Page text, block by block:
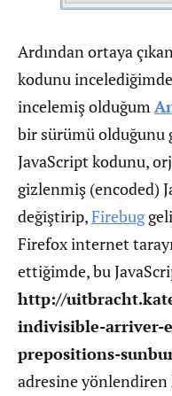
Ardından ortaya
kodunu
incelemiş olduğum
bir sürümü olduğunu
JavaScript kodunu,
gizlenmiş (encoded)
değiştirip,Firebug
Firefox internet
ettiğimde, bu
http://
indivisible-arriver-
prepositions-
adresine